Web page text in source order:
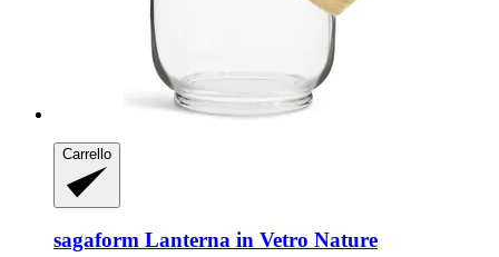
Carrello
sagaform Lanterna in Vetro Nature